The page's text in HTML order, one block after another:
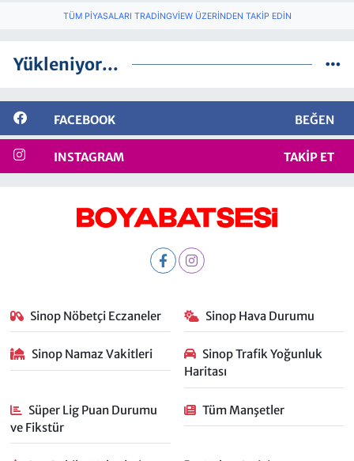
TÜM PIYASALARI TRADINGVIEW ÜZERINDEN TAKIP EDIN
Yükleniyor...
FACEBOOK BEĞEN
INSTAGRAM TAKIP ET
Sinop Nöbetçi Eczaneler Sinop Hava Durumu
Sinop Namaz Vakitleri
Sinop Trafik Yoğunluk
Haritası
Süper Lig Puan Durumu
ve Fikstür
Tüm Manşetler